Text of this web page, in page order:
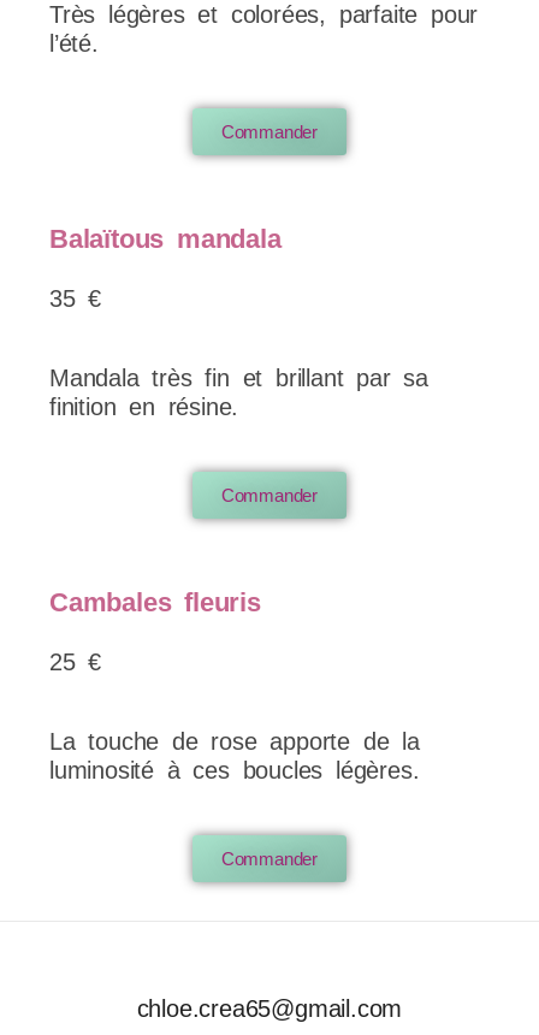
Très légères et colorées, parfaite pour
l’été.
Commander
Balaïtous mandala
35 €
Mandala très fin et brillant par sa
finition en résine.
Commander
Cambales fleuris
25 €
La touche de rose apporte de la
luminosité à ces boucles légères.
Commander
chloe.crea65@gmail.com